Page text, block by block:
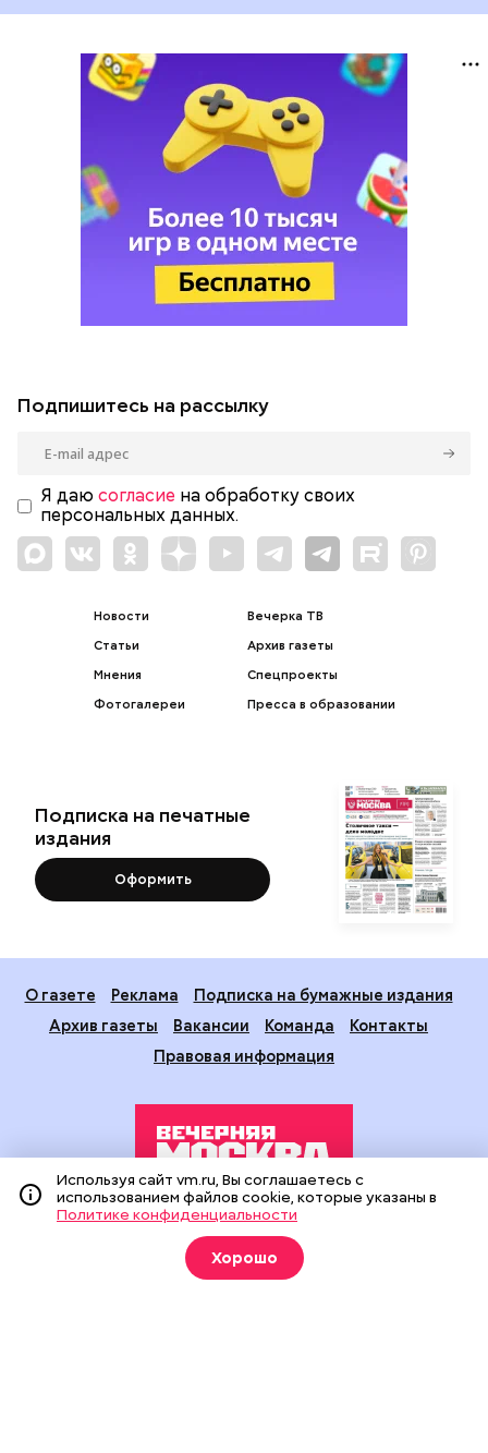
Подпишитесь на рассылку
Я даю согласие на обработку своих
персональных данных.
Новости
Статьи
Мнения
Фотогалереи
Вечерка ТВ
Архив газеты
Спецпроекты
Пресса в образовании
Подписка на печатные
издания
Оформить
О газете Реклама
Подписка на бумажные издания
Архив газеты
Вакансии Команда
Контакты
Правовая информация
Издание создано при финансовой поддержке Департамента
средств массовой информации и рекламы города Москвы.
На сайте применяются рекомендательные технологии
(информационные технологии предоставления информации
Используя сайт vm.ru, Вы соглашаетесь с
использованием файлов cookie, которые указаны в
Политике конфиденциальности
Хорошо